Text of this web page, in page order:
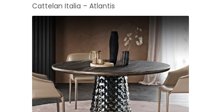
Cattelan Italia – Atlantis